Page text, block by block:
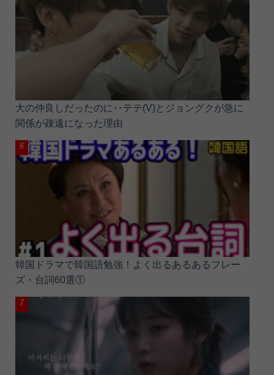
大の仲良しだったのに‥テテ(V)とジョングクが急に
関係が疎遠になった理由
韓国ドラマで韓国語勉強！よく出るあるあるフレー
ズ・台詞60選①